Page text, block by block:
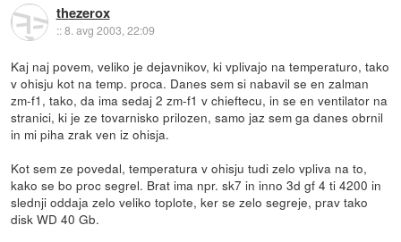
thezerox
::8. avg 2003, 22:09
Kaj naj povem, veliko je dejavnikov, ki vplivajo na temperaturo, tako
v ohisju kot na temp. proca. Danes sem si nabavil se en zalman
zm-f1, tako, da ima sedaj 2 zm-f1 v chieftecu, in se en ventilator na
stranici, ki je ze tovarnisko prilozen, samo jaz sem ga danes obrnil
in mi piha zrak ven iz ohisja.
Kot sem ze povedal, temperatura v ohisju tudi zelo vpliva na to,
kako se bo proc segrel. Brat ima npr. sk7 in inno 3d gf 4 ti 4200 in
slednji oddaja zelo veliko toplote, ker se zelo segreje, prav tako
disk WD 40 Gb.